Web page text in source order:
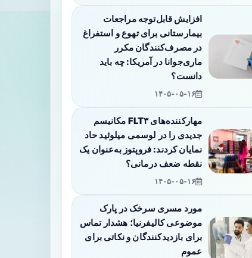
افزایش قابل‌توجه مراجعات
بیمارستانی برای تهوع و استفراغ
در مصرف‌کنندگان مکرر
ماری‌جوانا در آمریکا: چه باید
دانست؟
۱۴۰۵-۰۵-۱۶
مهارکننده‌های FLT۳ مکانیسم
جدیدی را در لوسمی میلوئید حاد
نمایان کردند: فروپتوز به‌عنوان یک
نقطه ضعف درمانی؟
۱۴۰۵-۰۵-۱۶
مورد مسری سرخک در پارک
موضوعی کالیفرنیا؛ هشدار تماس
برای بازدیدکنندگان و نکاتی برای
عموم